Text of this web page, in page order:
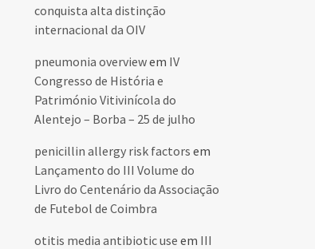
conquista alta distinção
internacional da OIV
pneumonia overviewem IV
Congresso de História e
Património Vitivinícola do
Alentejo – Borba – 25 de julho
penicillin allergy risk factors em
Lançamento do III Volume do
Livro do Centenário da Associação
de Futebol de Coimbra
otitis media antibiotic use em III